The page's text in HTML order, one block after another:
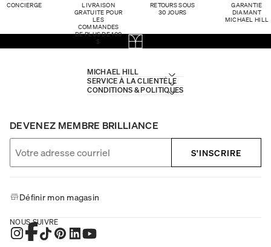
CONCIERGE
LIVRAISON
GRATUITE POUR
LES
COMMANDES
DE PLUS DE 100
$
RETOURS SOUS
30 JOURS
GARANTIE
DIAMANT
MICHAEL HILL
MICHAEL HILL
SERVICE À LA CLIENTÈLE
CONDITIONS & POLITIQUES
DEVENEZ MEMBRE BRILLIANCE
S'INSCRIRE
Définir mon magasin
NOUS SUIVRE